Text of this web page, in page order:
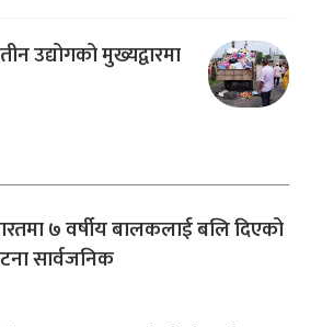
उद्योगको मुख्यद्वारमा
७ वर्षीय बालकलाई बलि दिएको
सार्वजनिक